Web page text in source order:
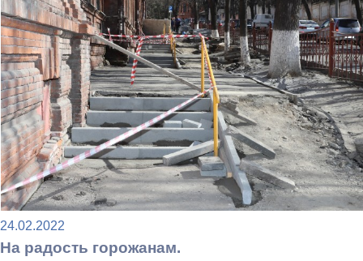
24.02.2022
На радость горожанам.